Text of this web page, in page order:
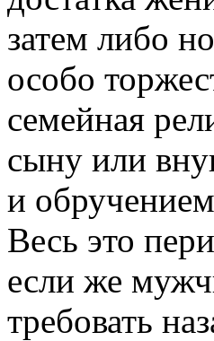
затем либо
особо
семейная
сыну или
и
Весь это
если же
требовать